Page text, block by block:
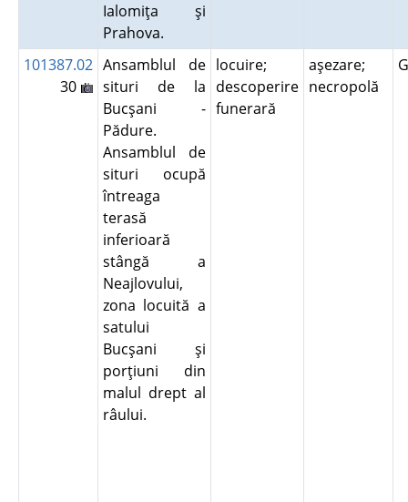
Ialomiţa şi
Prahova.
101387.02
30
Ansamblul de
situri de la
Bucşani -
Pădure.
Ansamblul de
situri ocupă
întreaga
terasă
inferioară
stângă a
Neajlovului,
zona locuită a
satului
Bucşani şi
porţiuni din
malul drept al
râului.
locuire;
descoperire
funerară
aşezare;
necropolă